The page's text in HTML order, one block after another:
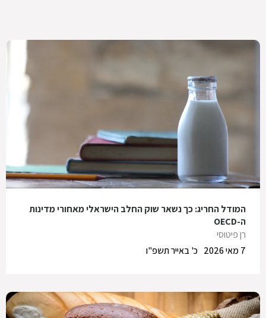
המודל החריג: כך נשאר שוק החלב הישראלי מאחורי מדינות
ה-OECD
רן פיטוסי
כ' באייר תשפ"ו
7 מאי 2026